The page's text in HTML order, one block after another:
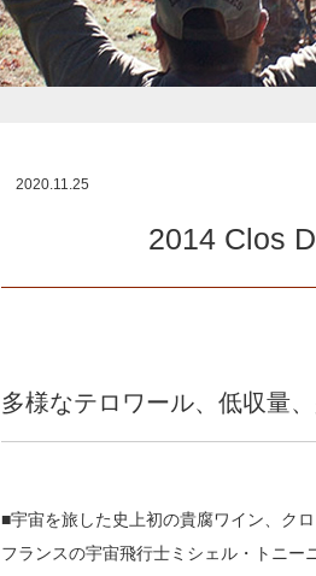
2020.11.25
2014 Clos
多様なテロワール、低収量
■宇宙を旅した史上初の貴腐ワイン、ク
フランスの宇宙飛行士ミシェル・トニー